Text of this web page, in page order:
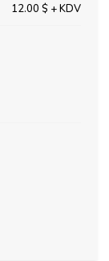
12.00 $ + KDV